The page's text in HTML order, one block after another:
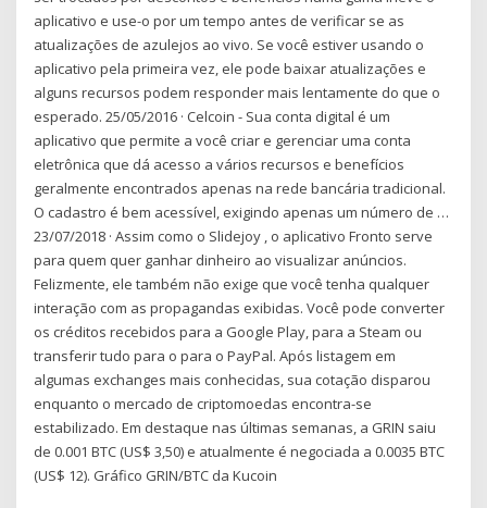
aplicativo e use-o por um tempo antes de verificar se as
atualizações de azulejos ao vivo. Se você estiver usando o
aplicativo pela primeira vez, ele pode baixar atualizações e
alguns recursos podem responder mais lentamente do que o
esperado. 25/05/2016 · Celcoin - Sua conta digital é um
aplicativo que permite a você criar e gerenciar uma conta
eletrônica que dá acesso a vários recursos e benefícios
geralmente encontrados apenas na rede bancária tradicional.
O cadastro é bem acessível, exigindo apenas um número de …
23/07/2018 · Assim como o Slidejoy , o aplicativo Fronto serve
para quem quer ganhar dinheiro ao visualizar anúncios.
Felizmente, ele também não exige que você tenha qualquer
interação com as propagandas exibidas. Você pode converter
os créditos recebidos para a Google Play, para a Steam ou
transferir tudo para o para o PayPal. Após listagem em
algumas exchanges mais conhecidas, sua cotação disparou
enquanto o mercado de criptomoedas encontra-se
estabilizado. Em destaque nas últimas semanas, a GRIN saiu
de 0.001 BTC (US$ 3,50) e atualmente é negociada a 0.0035 BTC
(US$ 12). Gráfico GRIN/BTC da Kucoin